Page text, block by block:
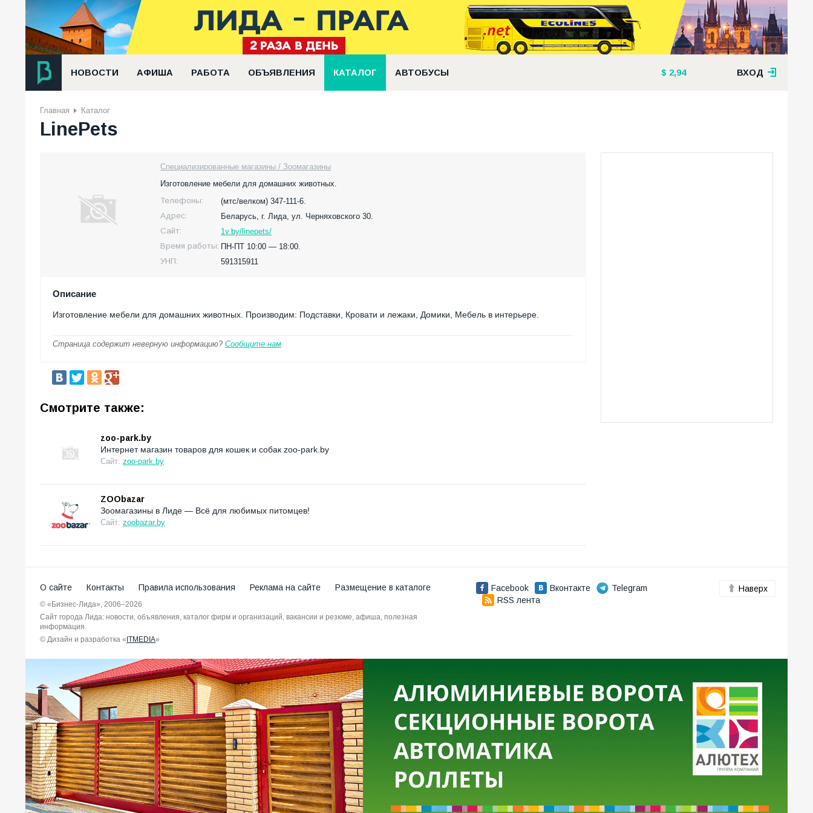
НОВОСТИ АФИША РАБОТА ОБЪЯВЛЕНИЯ КАТАЛОГ АВТОБУСЫ 2,94 ВХОД
Главная Каталог
LinePets
Специализированные магазины / Зоомагазины
Изготовление мебели для домашних животных.
Телефоны:
(мтс/велком) 347-111-6.
Адрес:
Беларусь, г. Лида, ул. Черняховского 30.
Сайт:
1v.by/linepets/
Время работы: ПН-ПТ 10:00 — 18:00.
УНП:
591315911
Описание
Изготовление мебели для домашних животных. Производим: Подставки, Кровати и лежаки, Домики, Мебель в интерьере.
Страница содержит неверную информацию? Сообщите нам
Смотрите также:
zoo-park.by
Интернет магазин товаров для кошек и собак zoo-park.by
Сайт: zoo-park.by
ZOObazar
Зоомагазины в Лиде — Всё для любимых питомцев!
Сайт: zoobazar.by
О сайте Контакты Правила использования Реклама на сайте Размещение в каталоге
© «Бизнес-Лида», 2006–2026
Сайт города Лида: новости, объявления, каталог фирм и организаций, вакансии и резюме, афиша, полезная
информация.
© Дизайн и разработка « ITMEDIA»
Facebook Вконтакте
Telegram
RSS лента
Наверх